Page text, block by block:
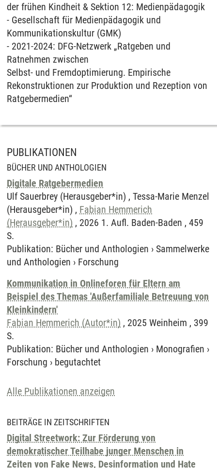
der frühen Kindheit & Sektion 12: Medienpädagogik
- Gesellschaft für Medienpädagogik und
Kommunikationskultur (GMK)
- 2021-2024: DFG-Netzwerk „Ratgeben und
Ratnehmen zwischen
Selbst- und Fremdoptimierung. Empirische
Rekonstruktionen zur Produktion und Rezeption von
Ratgebermedien“
PUBLIKATIONEN
BÜCHER UND ANTHOLOGIEN
Digitale Ratgebermedien
Ulf Sauerbrey (Herausgeber*in) , Tessa-Marie Menzel
(Herausgeber*in) , Fabian Hemmerich
(Herausgeber*in) , 2026 1. Aufl. Baden-Baden , 459
S.
Publikation: Bücher und Anthologien › Sammelwerke
und Anthologien › Forschung
Kommunikation in Onlineforen für Eltern am
Beispiel des Themas 'Außerfamiliale Betreuung von
Kleinkindern'
Fabian Hemmerich (Autor*in) , 2025 Weinheim , 399
S.
Publikation: Bücher und Anthologien › Monografien ›
Forschung › begutachtet
Alle Publikationen anzeigen
BEITRÄGE IN ZEITSCHRIFTEN
Digital Streetwork: Zur Förderung von
demokratischer Teilhabe junger Menschen in
Zeiten von Fake News, Desinformation und Hate